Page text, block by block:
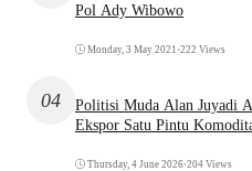
Pol Ady Wibowo
Monday, 3 May 2021 •222 Views
04
Politisi Muda Alan Juyadi
Ekspor Satu Pintu
Thursday, 4 June 2026•204 Views